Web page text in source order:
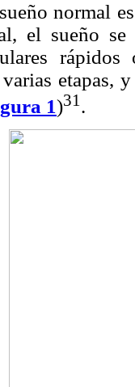
normal
el sueño
etapas,
1)31 .